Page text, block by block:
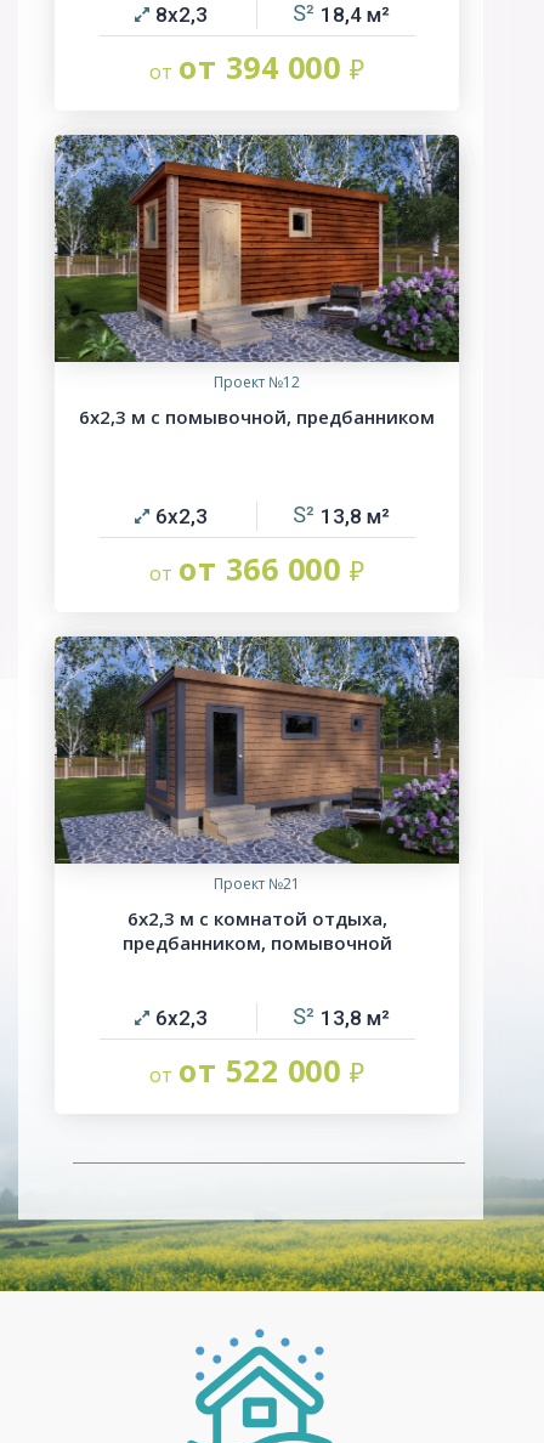
8х2,3 18,4
от 394 000
Проект №12
6х2,3 м с помывочной, предбанником
6х2,3 13,8
от 366 000
Проект №21
6х2,3 м с комнатой отдыха,
предбанником, помывочной
6х2,3 13,8
от 522 000